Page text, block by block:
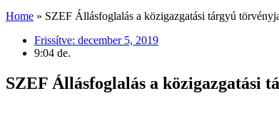
Home » SZEF Állásfoglalás a közigazgatási tárgyú
Frissítve: december 5, 2019
9:04 de.
SZEF Állásfoglalás a közigazgatási